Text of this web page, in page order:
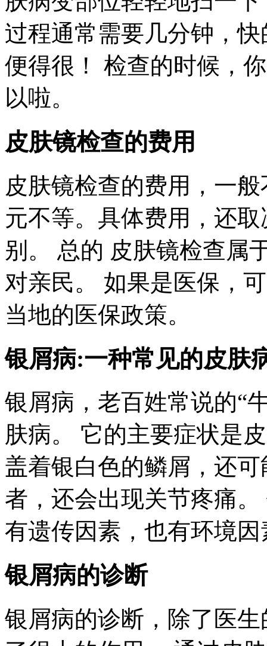
过程通常需要几分钟，
便得很！ 检查的时候，
以啦。
皮肤镜检查的费用
皮肤镜检查的费用，一
元不等。具体费用，还
别。 总的 皮肤镜检查属
对亲民。 如果是医保，
当地的医保政策。
银屑病:一种常见的皮肤
银屑病，老百姓常说的“
肤病。 它的主要症状是
盖着银白色的鳞屑，还
者，还会出现关节疼痛
有遗传因素，也有环境
银屑病的诊断
银屑病的诊断，除了医